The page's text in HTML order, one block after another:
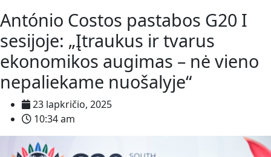
António Costos pastabos G20 I
sesijoje: „Įtraukus ir tvarus
ekonomikos augimas – nė vieno
nepaliekame nuošalyje“
23 lapkričio, 2025
10:34 am